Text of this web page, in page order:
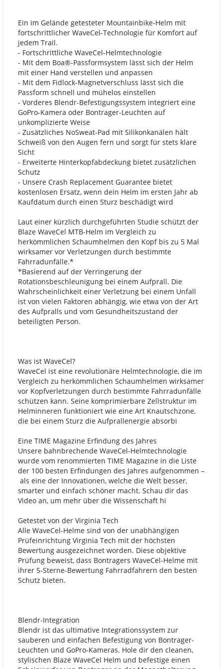
Ein im Gelände getesteter Mountainbike-Helm mit
fortschrittlicher WaveCel-Technologie für Komfort auf
jedem Trail.
- Fortschrittliche WaveCel-Helmtechnologie
- Mit dem Boa®-Passformsystem lässt sich der Helm
mit einer Hand verstellen und anpassen
- Mit dem Fidlock-Magnetverschluss lässt sich die
Passform schnell und mühelos einstellen
- Vorderes Blendr-Befestigungssystem integriert eine
GoPro-Kamera oder Bontrager-Leuchten auf
unkomplizierte Weise
- Zusätzliches NoSweat-Pad mit Silikonkanälen hält
Schweiß von den Augen fern und sorgt für stets klare
Sicht
- Erweiterte Hinterkopfabdeckung bietet zusätzlichen
Schutz
- Unsere Crash Replacement Guarantee bietet
kostenlosen Ersatz, wenn dein Helm im ersten Jahr ab
Kaufdatum durch einen Sturz beschädigt wird
Laut einer kürzlich durchgeführten Studie schützt der
Blaze WaveCel MTB-Helm im Vergleich zu
herkömmlichen Schaumhelmen den Kopf bis zu 5 Mal
wirksamer vor Verletzungen durch bestimmte
Fahrradunfälle.*
*Basierend auf der Verringerung der
Rotationsbeschleunigung bei einem Aufprall. Die
Wahrscheinlichkeit einer Verletzung bei einem Unfall
ist von vielen Faktoren abhängig, wie etwa von der Art
des Aufpralls und vom Gesundheitszustand der
beteiligten Person.
Was ist WaveCel?
WaveCel ist eine revolutionäre Helmtechnologie, die im
Vergleich zu herkömmlichen Schaumhelmen wirksamer
vor Kopfverletzungen durch bestimmte Fahrradunfälle
schützen kann. Seine komprimierbare Zellstruktur im
Helminneren funktioniert wie eine Art Knautschzone,
die bei einem Sturz die Aufprallenergie absorbi
Eine TIME Magazine Erfindung des Jahres
Unsere bahnbrechende WaveCel-Helmtechnologie
wurde vom renommierten TIME Magazine in die Liste
der 100 besten Erfindungen des Jahres aufgenommen –
als eine der Innovationen, welche die Welt besser,
smarter und einfach schöner macht. Schau dir das
Video an, um mehr über die Wissenschaft hi
Getestet von der Virginia Tech
Alle WaveCel-Helme sind von der unabhängigen
Prüfeinrichtung Virginia Tech mit der höchsten
Bewertung ausgezeichnet worden. Diese objektive
Prüfung beweist, dass Bontragers WaveCel-Helme mit
ihrer 5-Sterne-Bewertung Fahrradfahrern den besten
Schutz bieten.
Blendr-Integration
Blendr ist das ultimative Integrationssystem zur
sauberen und einfachen Befestigung von Bontrager-
Leuchten und GoPro-Kameras. Hole dir den cleanen,
stylischen Blaze WaveCel Helm und befestige einen